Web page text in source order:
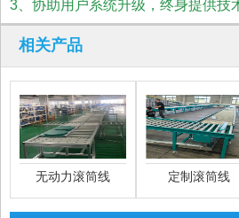
3、协助用户系统升级，终身提供技
相关产品
无动力滚筒线 定制滚筒线